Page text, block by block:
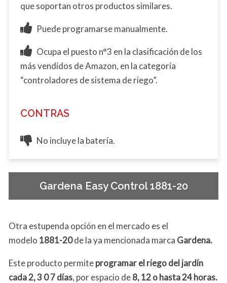
que soportan otros productos similares.
Puede programarse manualmente.
Ocupa el puesto n°3 en la clasificación de los
más vendidos de Amazon, en la categoría
“controladores de sistema de riego”.
CONTRAS
No incluye la batería.
Gardena Easy Control 1881-20
Otra estupenda opción en el mercado es el
modelo 1881-20de la ya mencionada marca Gardena.
Este producto permiteprogramar el riego del jardín
cada 2, 3 0 7 días, por espacio de8, 12 o hasta 24 horas.